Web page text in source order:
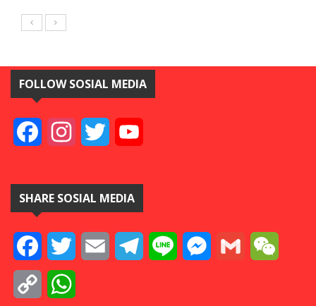
FOLLOW SOSIAL MEDIA
FacebookInstagramTwitter
SHARE SOSIAL MEDIA
FacebookTwitter Email TelegramLine Messenger
Gmail
Copy